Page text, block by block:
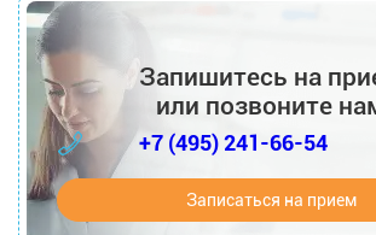
Запишитесь на
или позвоните
+7 (495) 241-66-54
Записаться на прием